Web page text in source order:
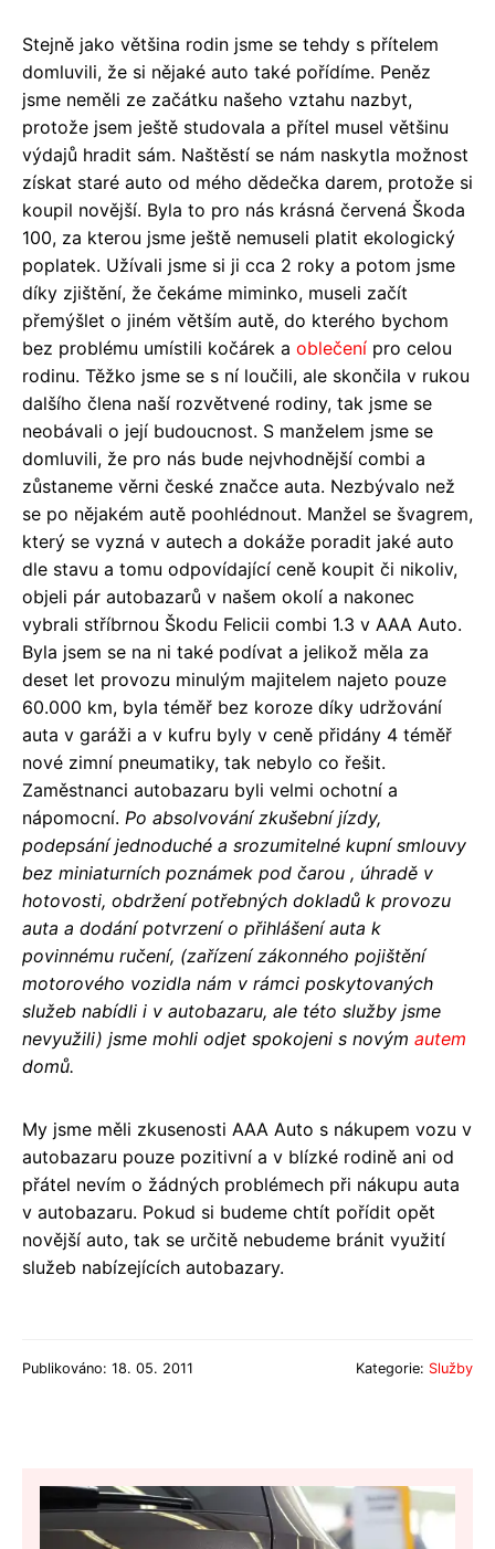
Stejně jako většina rodin jsme se tehdy s přítelem
domluvili, že si nějaké auto také pořídíme. Peněz
jsme neměli ze začátku našeho vztahu nazbyt,
protože jsem ještě studovala a přítel musel většinu
výdajů hradit sám. Naštěstí se nám naskytla možnost
získat staré auto od mého dědečka darem, protože si
koupil novější. Byla to pro nás krásná červená Škoda
100, za kterou jsme ještě nemuseli platit ekologický
poplatek. Užívali jsme si ji cca 2 roky a potom jsme
díky zjištění, že čekáme miminko, museli začít
přemýšlet o jiném větším autě, do kterého bychom
bez problému umístili kočárek a oblečení pro celou
rodinu. Těžko jsme se s ní loučili, ale skončila v rukou
dalšího člena naší rozvětvené rodiny, tak jsme se
neobávali o její budoucnost. S manželem jsme se
domluvili, že pro nás bude nejvhodnější combi a
zůstaneme věrni české značce auta. Nezbývalo než
se po nějakém autě poohlédnout. Manžel se švagrem,
který se vyzná v autech a dokáže poradit jaké auto
dle stavu a tomu odpovídající ceně koupit či nikoliv,
objeli pár autobazarů v našem okolí a nakonec
vybrali stříbrnou Škodu Felicii combi 1.3 v AAA Auto.
Byla jsem se na ni také podívat a jelikož měla za
deset let provozu minulým majitelem najeto pouze
60.000 km, byla téměř bez koroze díky udržování
auta v garáži a v kufru byly v ceně přidány 4 téměř
nové zimní pneumatiky, tak nebylo co řešit.
Zaměstnanci autobazaru byli velmi ochotní a
nápomocní. Po absolvování zkušební jízdy,
podepsání jednoduché a srozumitelné kupní smlouvy
bez miniaturních poznámek pod čarou , úhradě v
hotovosti, obdržení potřebných dokladů k provozu
auta a dodání potvrzení o přihlášení auta k
povinnému ručení, (zařízení zákonného pojištění
motorového vozidla nám v rámci poskytovaných
služeb nabídli i v autobazaru, ale této služby jsme
nevyužili) jsme mohli odjet spokojeni s novým autem
domů.
My jsme měli zkusenosti AAA Auto s nákupem vozu v
autobazaru pouze pozitivní a v blízké rodině ani od
přátel nevím o žádných problémech při nákupu auta
v autobazaru. Pokud si budeme chtít pořídit opět
novější auto, tak se určitě nebudeme bránit využití
služeb nabízejících autobazary.
Publikováno: 18. 05. 2011 Kategorie: Služby